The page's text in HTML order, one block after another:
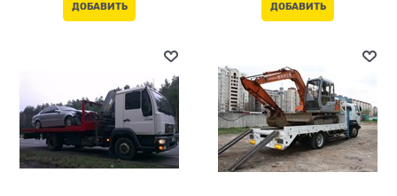
ДОБАВИТЬ ДОБАВИТЬ